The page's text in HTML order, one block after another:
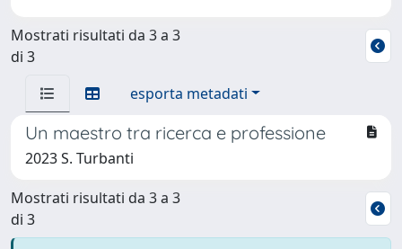
Mostrati risultati da 3 a 3
di 3
esporta metadati
Un maestro tra ricerca e professione
2023 S. Turbanti
Mostrati risultati da 3 a 3
di 3